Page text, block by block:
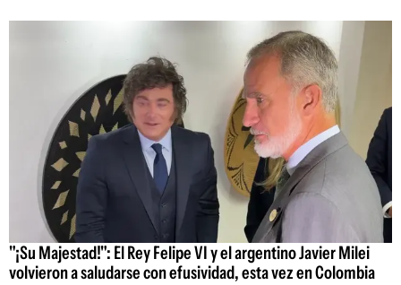
"¡Su Majestad!": El Rey Felipe VI y el argentino Javier Milei
volvieron a saludarse con efusividad, esta vez en Colombia